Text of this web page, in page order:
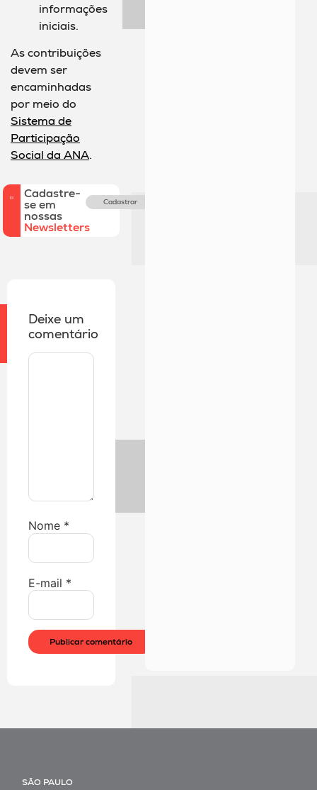
informações
iniciais.
As contribuições
devem ser
encaminhadas
por meio do
Sistema de
Participação
Social da ANA.
Cadastre-
se em
nossas
Newsletters
Cadastrar
Deixe um
comentário
Nome *
E-mail *
SÃO PAULO